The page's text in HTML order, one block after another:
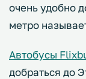
очень удобно
метро
Автобусы
добраться до